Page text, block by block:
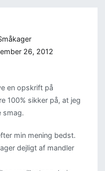
26, 2012
en opskrift på
100% sikker på, at jeg
smag.
min mening bedst.
dejligt af mandler